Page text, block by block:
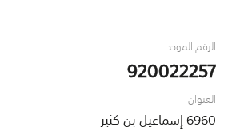
الرقم الموحد
920022257
العنوان
6960 إسماعيل بن كثير